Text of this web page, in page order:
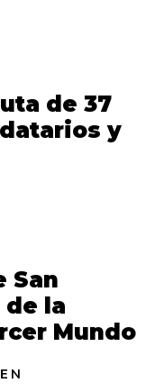
de 37
y
San
de la
Mundo